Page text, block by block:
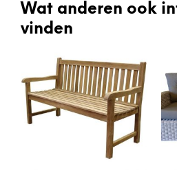
Wat anderen ook
vinden